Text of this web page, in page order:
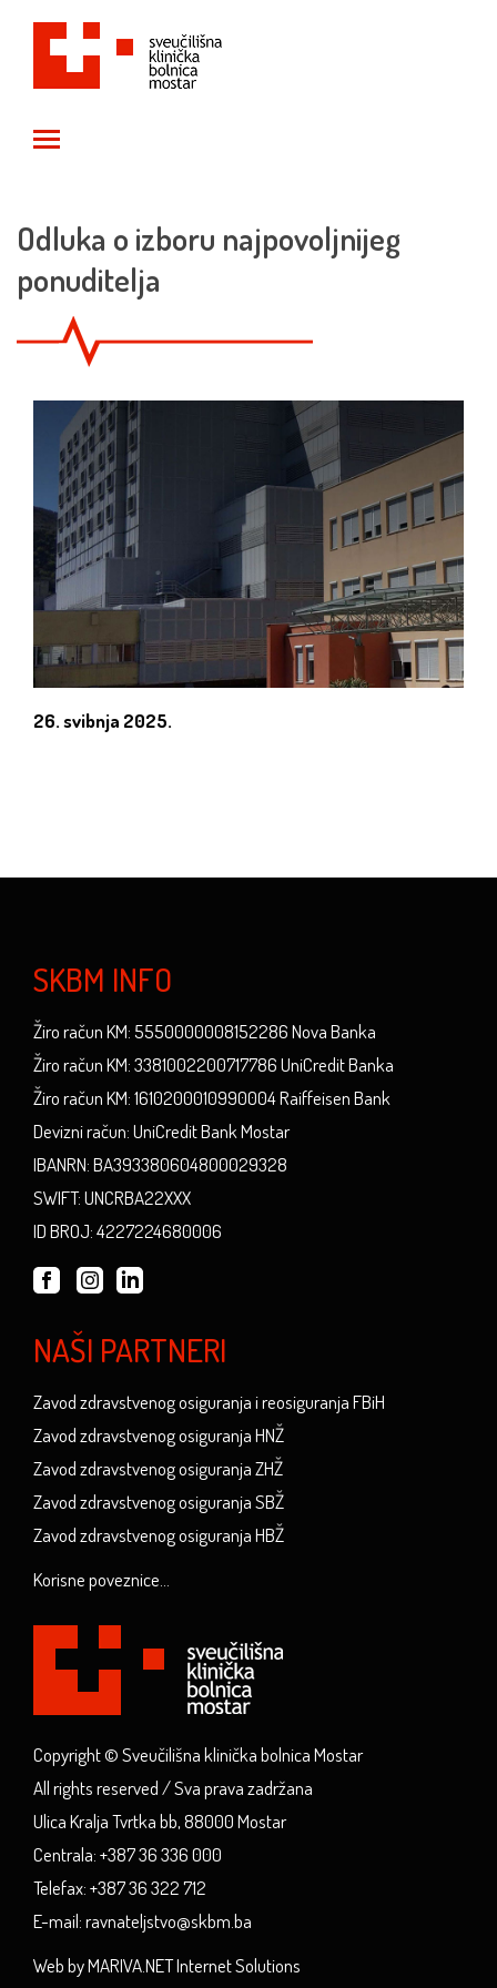
Odluka o izboru najpovoljnijeg
ponuditelja
26. svibnja 2025.
SKBM INFO
Žiro račun KM: 5550000008152286 Nova Banka
Žiro račun KM: 3381002200717786 UniCredit Banka
Žiro račun KM: 1610200010990004 Raiffeisen Bank
Devizni račun: UniCredit Bank Mostar
IBANRN: BA393380604800029328
SWIFT: UNCRBA22XXX
ID BROJ: 4227224680006
NAŠI PARTNERI
Zavod zdravstvenog osiguranja i reosiguranja FBiH
Zavod zdravstvenog osiguranja HNŽ
Zavod zdravstvenog osiguranja ZHŽ
Zavod zdravstvenog osiguranja SBŽ
Zavod zdravstvenog osiguranja HBŽ
Korisne poveznice...
Copyright © Sveučilišna klinička bolnica Mostar
All rights reserved / Sva prava zadržana
Ulica Kralja Tvrtka bb, 88000 Mostar
Centrala: +387 36 336 000
Telefax: +387 36 322 712
E-mail: ravnateljstvo@skbm.ba
Web by MARIVA.NET Internet Solutions